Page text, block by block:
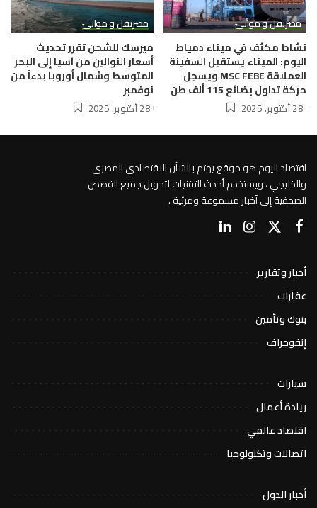
مصرنقل و موانئ
نشاط مكثف في ميناء دمياط
اليوم: الميناء يستقبل السفينة
العملاقة MSC FEBE ويسجل
حركة تداول بضائع 115 ألف طن
28 أكتوبر، 2025
مصرنقل و موانئ
ميرسك للشحن تقرر تحديث
أسعار النوالين من آسيا إلى البحر
المتوسط وشمال أوروبا بدءاً من
نوفمبر
28 أكتوبر، 2025
اقتصاد اليوم هو موقع يهتم بالشأن الاقتصادي المصري
والخليجي ، ويستخدم أحدث التقنيات لتحويل جميع القصص
الصحفية إلى أخبار مسموعة ومرئية .
أخبار وتقارير
عقارات
بنوك وتأمين
إنفوجراف
سيارات
ريادة أعمال
اقتصاد عالمي
اتصالات وتكنولوجيا
أخبار الدول